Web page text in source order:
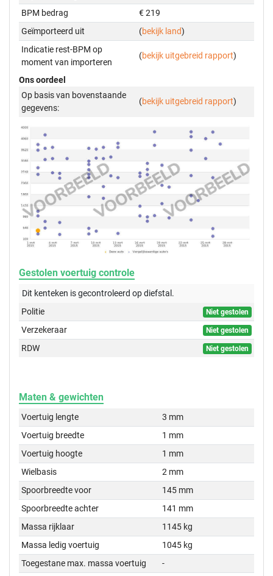
BPM bedrag
€ 219
Geïmporteerd uit
(bekijk land)
Indicatie rest-BPM op
moment van importeren
(bekijk uitgebreid rapport)
Ons oordeel
Op basis van bovenstaande
gegevens:
(bekijk uitgebreid rapport)
Gestolen voertuig controle
Dit kenteken is gecontroleerd opdiefstal.
Politie
Niet gestolen
Verzekeraar Niet gestolen
RDW Niet gestolen
Maten & gewichten
Voertuig lengte
3 mm
Voertuig breedte
1 mm
Voertuig hoogte
1 mm
Wielbasis
2 mm
Spoorbreedte voor
145 mm
Spoorbreedte achter
141 mm
Massa rijklaar
1145 kg
Massa ledig voertuig
1045 kg
Toegestane max. massa voertuig
-